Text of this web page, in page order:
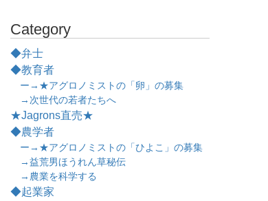
Category
◆弁士
◆教育者
ー→★アグロノミストの「卵」の募集
→次世代の若者たちへ
★Jagrons直売★
◆農学者
ー→★アグロノミストの「ひよこ」の募集
→益荒男ほうれん草秘伝
→農業を科学する
◆起業家